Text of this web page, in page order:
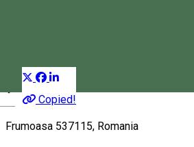
Magyar Copied!
Frumoasa 537115, Romania